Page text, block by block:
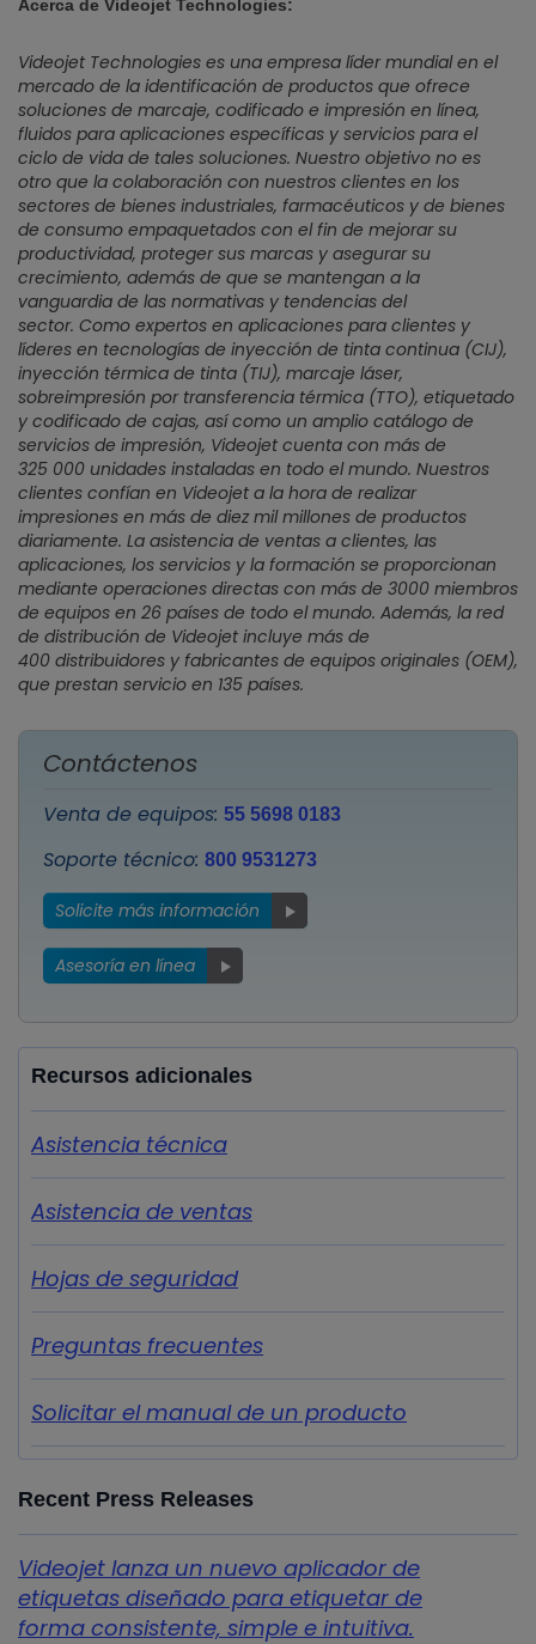
Acerca de Videojet Technologies:
Videojet Technologies es una empresa líder mundial en el
mercado de la identificación de productos que ofrece
soluciones de marcaje, codificado e impresión en línea,
fluidos para aplicaciones específicas y servicios para el
ciclo de vida de tales soluciones. Nuestro objetivo no es
otro que la colaboración con nuestros clientes en los
sectores de bienes industriales, farmacéuticos y de bienes
de consumo empaquetados con el fin de mejorar su
productividad, proteger sus marcas y asegurar su
crecimiento, además de que se mantengan a la
vanguardia de las normativas y tendencias del
sector. Como expertos en aplicaciones para clientes y
líderes en tecnologías de inyección de tinta continua (CIJ),
inyección térmica de tinta (TIJ), marcaje láser,
sobreimpresión por transferencia térmica (TTO), etiquetado
y codificado de cajas, así como un amplio catálogo de
servicios de impresión, Videojet cuenta con más de
325 000 unidades instaladas en todo el mundo. Nuestros
clientes confían en Videojet a la hora de realizar
impresiones en más de diez mil millones de productos
diariamente. La asistencia de ventas a clientes, las
aplicaciones, los servicios y la formación se proporcionan
mediante operaciones directas con más de 3000 miembros
de equipos en 26 países de todo el mundo. Además, la red
de distribución de Videojet incluye más de
400 distribuidores y fabricantes de equipos originales (OEM),
que prestan servicio en 135 países.
Contáctenos
Venta de equipos: 55 5698 0183
Soporte técnico: 800 9531273
Solicite más información
Asesoría en línea
Recursos adicionales
Asistencia técnica
Asistencia de ventas
Hojas de seguridad
Preguntas frecuentes
Solicitar el manual de un producto
Recent Press Releases
Videojet lanza un nuevo aplicador de
etiquetas diseñado para etiquetar de
forma consistente, simple e intuitiva.